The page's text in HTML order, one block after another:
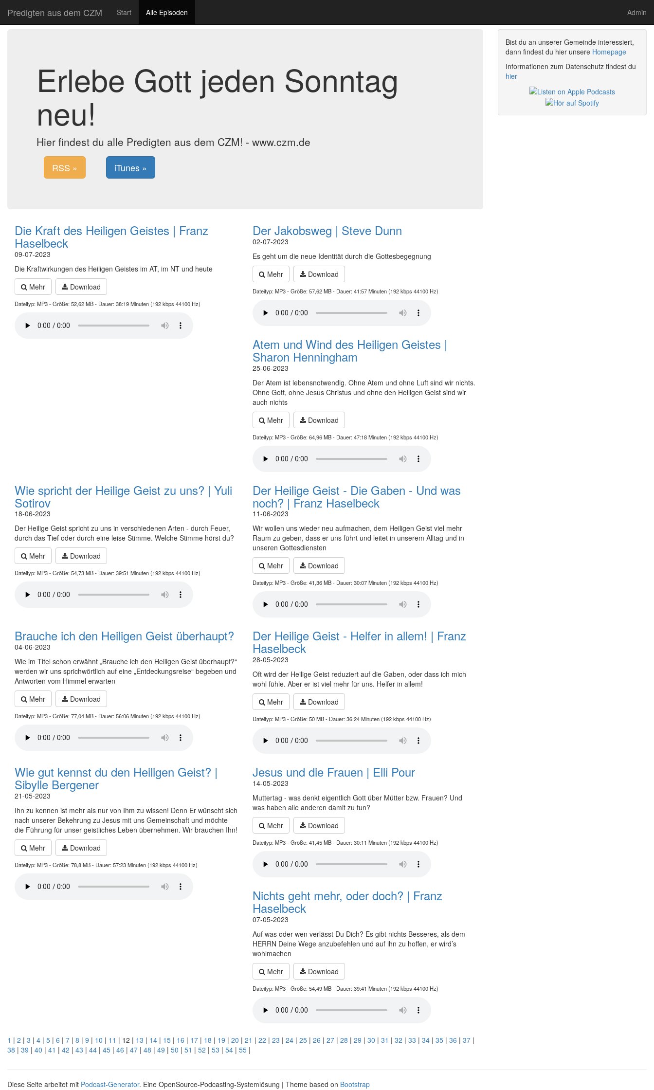
Predigten aus dem CZM Admin
Start Alle Episoden
Erlebe Gott jeden Sonntag
neu!
Hier findest du alle Predigten aus dem CZM! - www.czm.de
RSS » iTunes »
Die Kraft des Heiligen Geistes | Franz
Haselbeck
09-07-2023
Die Kraftwirkungen des Heiligen Geistes im AT, im NT und heute
Mehr
Download
Dateityp: MP3 - Größe: 52,62 MB - Dauer: 38:19 Minuten (192 kbps 44100 Hz)
Der Jakobsweg | Steve Dunn
02-07-2023
Es geht um die neue Identität durch die Gottesbegegnung
Mehr
Download
Dateityp: MP3 - Größe: 57,62 MB - Dauer: 41:57 Minuten (192 kbps 44100 Hz)
Atem und Wind des Heiligen Geistes |
Sharon Henningham
25-06-2023
Der Atem ist lebensnotwendig. Ohne Atem und ohne Luft sind wir nichts.
Ohne Gott, ohne Jesus Christus und ohne den Heiligen Geist sind wir
auch nichts
Mehr
Download
Dateityp: MP3 - Größe: 64,96 MB - Dauer: 47:18 Minuten (192 kbps 44100 Hz)
Wie spricht der Heilige Geist zu uns? | Yuli
Sotirov
18-06-2023
Der Heilige Geist spricht zu uns in verschiedenen Arten - durch Feuer,
durch das Tief oder durch eine leise Stimme. Welche Stimme hörst du?
Mehr
Download
Dateityp: MP3 - Größe: 54,73 MB - Dauer: 39:51 Minuten (192 kbps 44100 Hz)
Der Heilige Geist - Die Gaben - Und was
noch? | Franz Haselbeck
11-06-2023
Wir wollen uns wieder neu aufmachen, dem Heiligen Geist viel mehr
Raum zu geben, dass er uns führt und leitet in unserem Alltag und in
unseren Gottesdiensten
Mehr
Download
Dateityp: MP3 - Größe: 41,36 MB - Dauer: 30:07 Minuten (192 kbps 44100 Hz)
Brauche ich den Heiligen Geist überhaupt?
04-06-2023
Wie im Titel schon erwähnt „Brauche ich den Heiligen Geist überhaupt?“
werden wir uns sprichwörtlich auf eine „Entdeckungsreise“ begeben und
Antworten vom Himmel erwarten
Mehr
Download
Dateityp: MP3 - Größe: 77,04 MB - Dauer: 56:06 Minuten (192 kbps 44100 Hz)
Der Heilige Geist - Helfer in allem! | Franz
Haselbeck
28-05-2023
Oft wird der Heilige Geist reduziert auf die Gaben, oder dass ich mich
wohl fühle. Aber er ist viel mehr für uns. Helfer in allem!
Mehr
Download
Dateityp: MP3 - Größe: 50 MB - Dauer: 36:24 Minuten (192 kbps 44100 Hz)
Wie gut kennst du den Heiligen Geist? |
Sibylle Bergener
21-05-2023
Ihn zu kennen ist mehr als nur von Ihm zu wissen! Denn Er wünscht sich
nach unserer Bekehrung zu Jesus mit uns Gemeinschaft und möchte
die Führung für unser geistliches Leben übernehmen. Wir brauchen Ihn!
Mehr
Download
Dateityp: MP3 - Größe: 78,8 MB - Dauer: 57:23 Minuten (192 kbps 44100 Hz)
Jesus und die Frauen | Elli Pour
14-05-2023
Muttertag - was denkt eigentlich Gott über Mütter bzw. Frauen? Und
was haben alle anderen damit zu tun?
Mehr
Download
Dateityp: MP3 - Größe: 41,45 MB - Dauer: 30:11 Minuten (192 kbps 44100 Hz)
Nichts geht mehr, oder doch? | Franz
Haselbeck
07-05-2023
Auf was oder wen verlässt Du Dich? Es gibt nichts Besseres, als dem
HERRN Deine Wege anzubefehlen und auf ihn zu hoffen, er wird’s
wohlmachen
Mehr
Download
Dateityp: MP3 - Größe: 54,49 MB - Dauer: 39:41 Minuten (192 kbps 44100 Hz)
1 | 2 | 3 | 4 | 5 | 6 | 7 | 8 | 9 | 10 | 11 | 12 | 13 | 14 | 15 | 16 | 17 | 18 | 19 | 20 | 21 | 22 | 23 | 24 | 25 | 26 | 27 | 28 | 29 | 30 | 31 | 32 | 33 | 34 | 35 | 36 | 37 |
38 | 39 | 40 | 41 | 42 | 43 | 44 | 45 | 46 | 47 | 48 | 49 | 50 | 51 | 52 | 53 | 54 | 55 |
Bist du an unserer Gemeinde interessiert,
dann findest du hier unsere Homepage
Informationen zum Datenschutz findest du
hier
Diese Seite arbeitet mit Podcast-Generator. Eine OpenSource-Podcasting-Systemlösung | Theme based on Bootstrap